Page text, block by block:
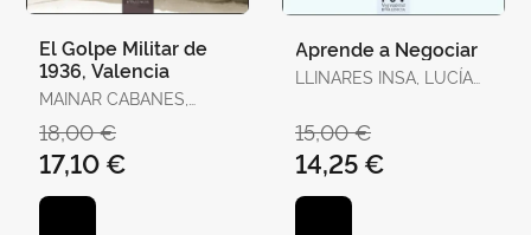
El Golpe Militar de
1936, Valencia
MAINAR CABANES,
18,00 €
17,10 €
Aprende a Negociar
LLINARES INSA, LUCÍA
PILAR
15,00 €
14,25 €